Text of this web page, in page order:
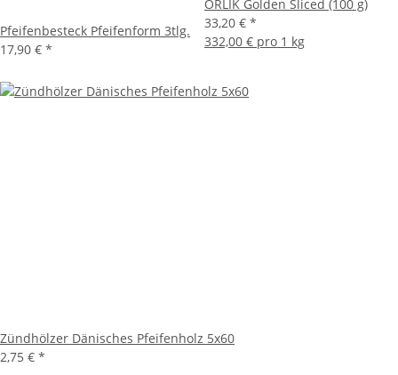
Pfeifenbesteck Pfeifenform 3tlg.
17,90 € *
ORLIK Golden Sliced (100 g)
33,20 € *
332,00 € pro 1 kg
Zündhölzer Dänisches Pfeifenholz 5x60
2,75 € *